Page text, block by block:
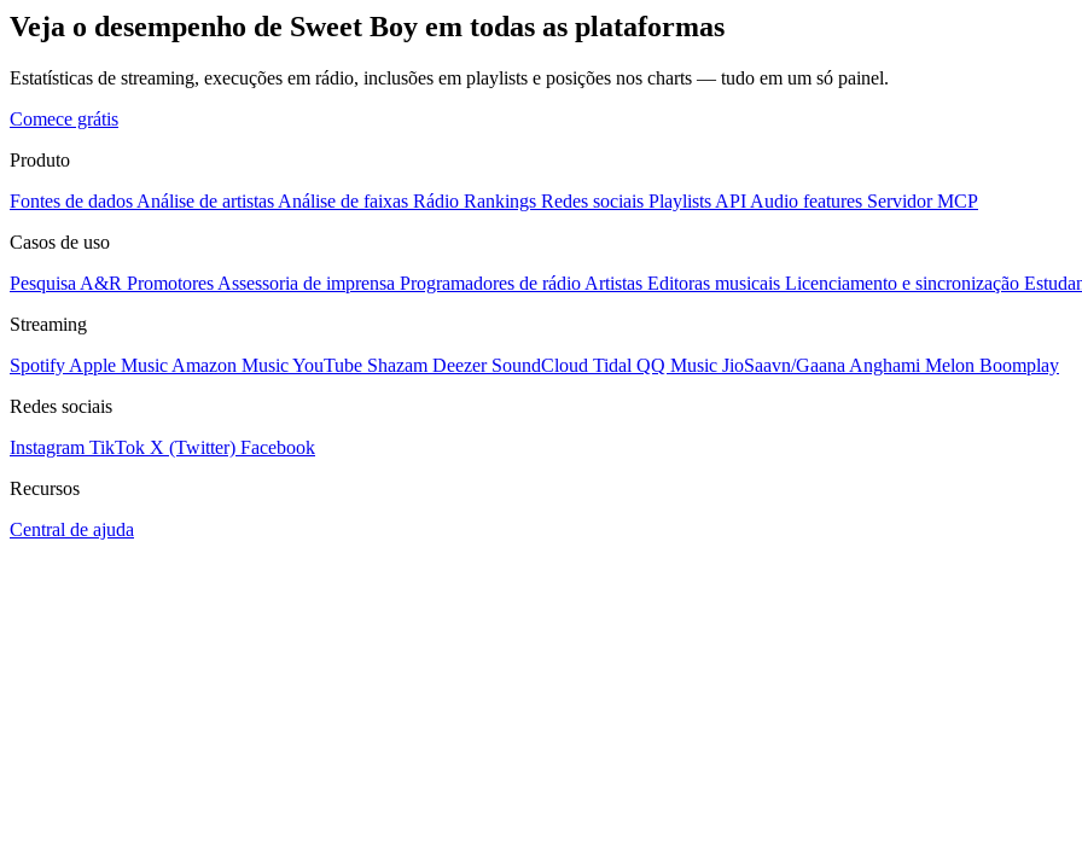
Veja o desempenho de Sweet Boy em todas as plataformas
Estatísticas de streaming, execuções em rádio, inclusões em playlists e posições nos charts — tudo em um só painel.
Comece grátis
Produto
Fontes de dados Análise de artistas Análise de faixas Rádio Rankings Redes sociais Playlists API Audio features Servidor MCP
Casos de uso
Pesquisa A&R Promotores Assessoria de imprensa Programadores de rádio Artistas Editoras musicais Licenciamento e sincronização
Streaming
Spotify Apple Music Amazon MusicYouTube Shazam Deezer SoundCloud Tidal QQ Music JioSaavn/Gaana Anghami Melon Boomplay
Redes sociais
Instagram TikTok X (Twitter) Facebook
Recursos
Central de ajuda